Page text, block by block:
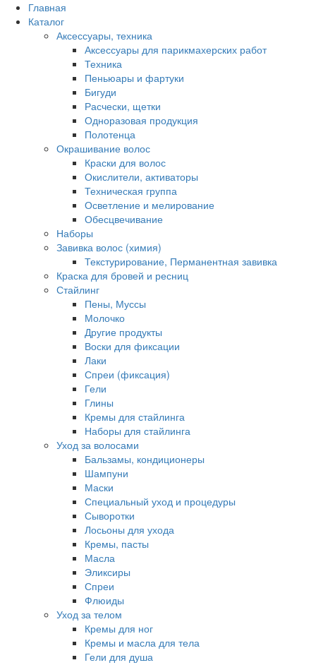
Главная
Каталог
Аксессуары, техника
Аксессуары для парикмахерских работ
Техника
Пеньюары и фартуки
Бигуди
Расчески, щетки
Одноразовая продукция
Полотенца
Окрашивание волос
Краски для волос
Окислители, активаторы
Техническая группа
Осветление и мелирование
Обесцвечивание
Наборы
Завивка волос (химия)
Текстурирование, Перманентная завивка
Краска для бровей и ресниц
Стайлинг
Пены, Муссы
Молочко
Другие продукты
Воски для фиксации
Лаки
Спреи (фиксация)
Гели
Глины
Кремы для стайлинга
Наборы для стайлинга
Уход за волосами
Бальзамы, кондиционеры
Шампуни
Маски
Специальный уход и процедуры
Сыворотки
Лосьоны для ухода
Кремы, пасты
Масла
Эликсиры
Спреи
Флюиды
Уход за телом
Кремы для ног
Кремы и масла для тела
Гели для душа